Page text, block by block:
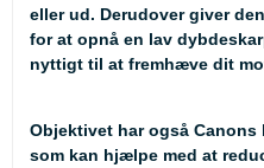
eller ud. Derudover giver
for at opnå en lav
nyttigt til at fremhæve dit
Objektivet har også
som kan hjælpe med at